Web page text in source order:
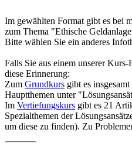
Im gewählten Format gibt es bei
zum Thema "Ethische
Bitte wählen Sie ein anderes
Falls Sie aus einem unserer
diese Erinnerung:
Zum Grundkurs gibt es
Hauptthemen unter
Im Vertiefungskurs gibt es 21
Spezialthemen der
um diese zu finden). Zu